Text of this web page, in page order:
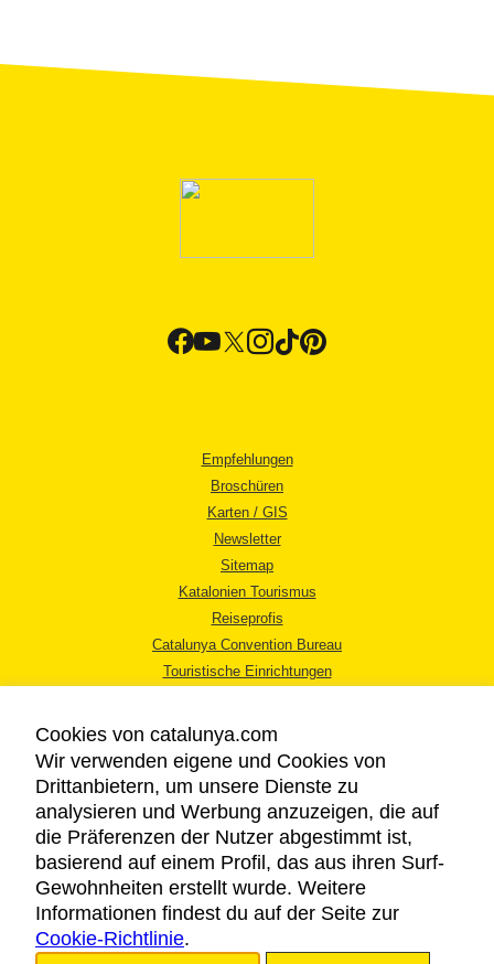
Empfehlungen
Broschüren
Karten / GIS
Newsletter
Sitemap
Katalonien Tourismus
Reiseprofis
Catalunya Convention Bureau
Touristische Einrichtungen
RECHTLICHER HINWEIS
DATENSCHUTZICHTLINIE
COOKIES
BARRIEREFREIHEIT
Cookies von catalunya.com
Wir verwenden eigene und Cookies von
Drittanbietern, um unsere Dienste zu
analysieren und Werbung anzuzeigen, die auf
die Präferenzen der Nutzer abgestimmt ist,
basierend auf einem Profil, das aus ihren Surf-
Gewohnheiten erstellt wurde. Weitere
Informationen findest du auf der Seite zur
Cookie-Richtlinie.